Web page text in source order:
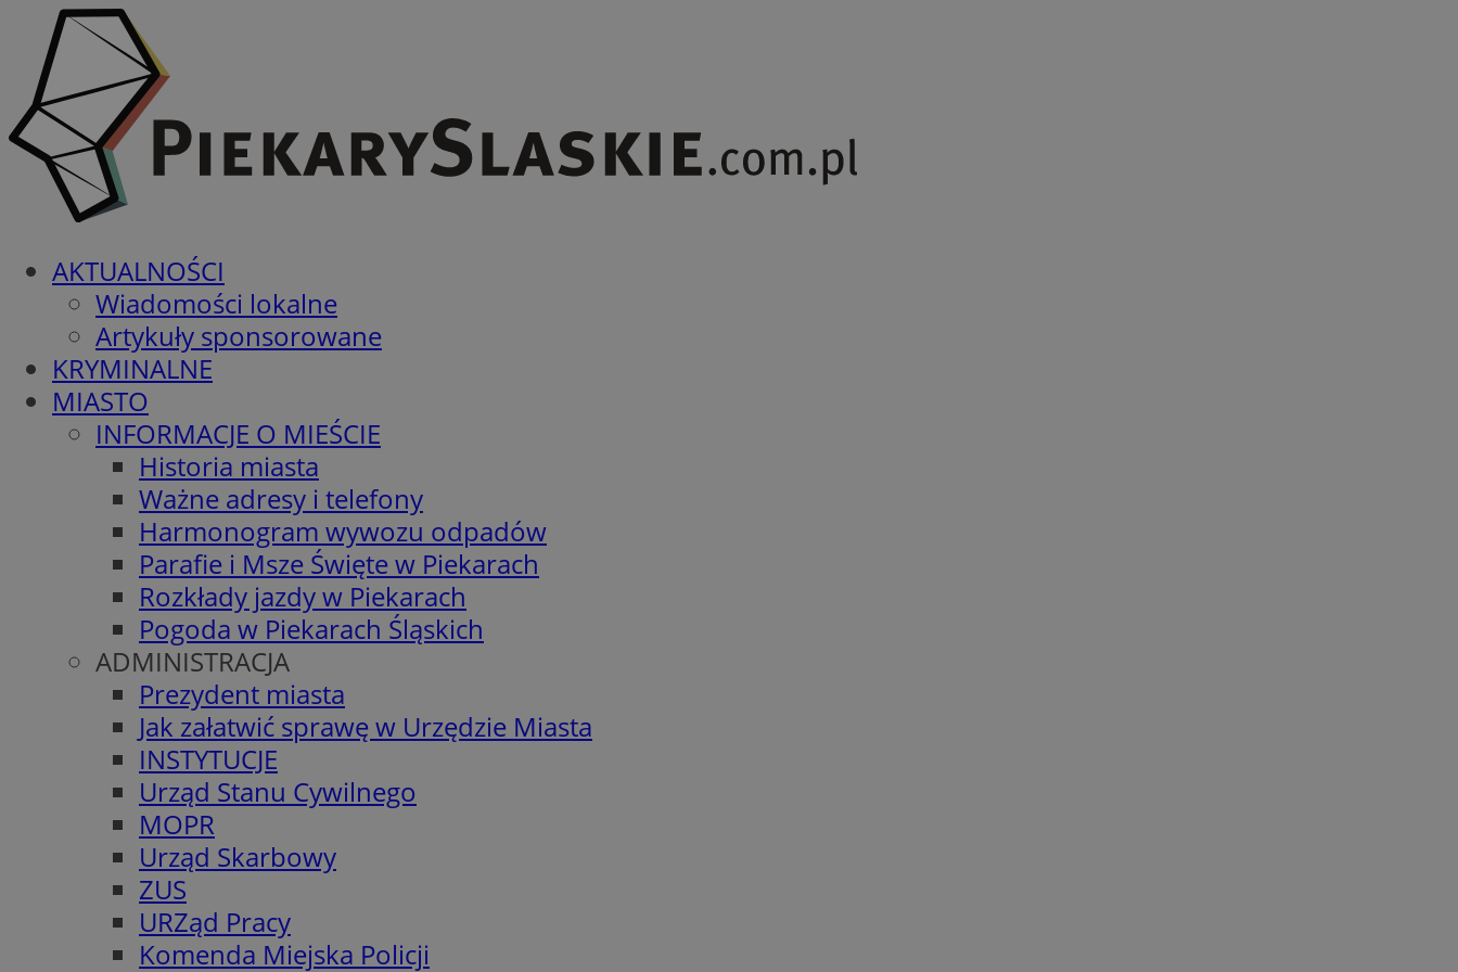
AKTUALNOŚCI
Wiadomości lokalne
Artykuły sponsorowane
KRYMINALNE
MIASTO
INFORMACJE O MIEŚCIE
Historia miasta
Ważne adresy i telefony
Harmonogram wywozu odpadów
Parafie i Msze Święte w Piekarach
Rozkłady jazdy w Piekarach
Pogoda w Piekarach Śląskich
ADMINISTRACJA
Prezydent miasta
Jak załatwić sprawę w Urzędzie Miasta
INSTYTUCJE
Urząd Stanu Cywilnego
MOPR
Urząd Skarbowy
ZUS
URZąd Pracy
Komenda Miejska Policji